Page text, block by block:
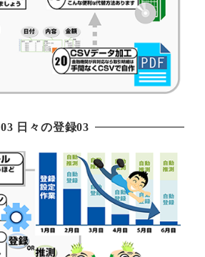
03 日々の登録03